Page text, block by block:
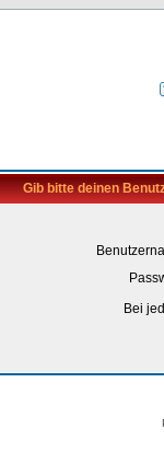
Gib bitte deinen
Bei